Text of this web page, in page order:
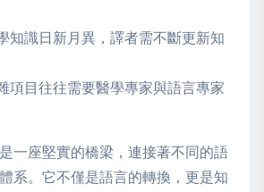
知識日新月異，譯者需不斷更新知
項目往往需要醫學專家與語言專家
一座堅實的橋梁，連接著不同的語
系。它不僅是語言的轉換，更是知